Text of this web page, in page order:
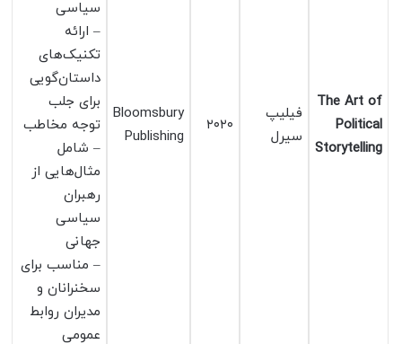
The Art of
Political
Storytelling
فیلیپ
سیرل
۲۰۲۰
Bloomsbury
Publishing
سیاسی
– ارائه
تکنیک‌های
داستان‌گویی
برای جلب
توجه مخاطب
– شامل
مثال‌هایی از
رهبران
سیاسی
جهانی
– مناسب برای
سخنرانان و
مدیران روابط
عمومی